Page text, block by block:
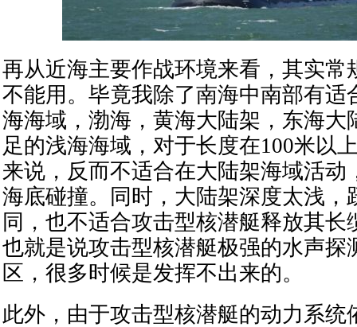
再从近海主要作战环境来看，其实常
不能用。毕竟我除了南海中南部有适
海海域，渤海，黄海大陆架，东海大
足的浅海海域，对于长度在100米以
来说，反而不适合在大陆架海域活动
海底碰撞。同时，大陆架深度太浅，
同，也不适合攻击型核潜艇释放其长
也就是说攻击型核潜艇极强的水声探
区，很多时候是发挥不出来的。
此外，由于攻击型核潜艇的动力系统